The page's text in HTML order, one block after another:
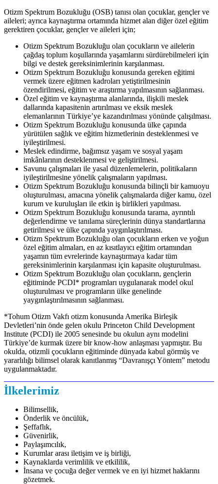
Otizm Spektrum Bozukluğu (OSB) tanısı olan çocuklar, gençler ve
aileleri; ayrıca kaynaştırma ortamında hizmet alan diğer özel eğitim
gerektiren çocuklar, gençler ve aileleri için;
Otizm Spektrum Bozukluğu olan çocukların ve ailelerin
çağdaş toplum koşullarında yaşamlarını sürdürebilmeleri için
bilgi ve destek gereksinimlerinin karşılanması.
Otizm Spektrum Bozukluğu konusunda gereken eğitimi
vermek üzere eğitmen kadroları yetiştirilmesinin
özendirilmesi, eğitim ve araştırma yapılmasının sağlanması.
Özel eğitim ve kaynaştırma alanlarında, ilişkili meslek
dallarında kapasitenin artırılması ve eksik meslek
elemanlarının Türkiye’ye kazandırılması yönünde çalışılması.
Otizm Spektrum Bozukluğu konusunda ülke çapında
yürütülen sağlık ve eğitim hizmetlerinin desteklenmesi ve
iyileştirilmesi.
Meslek edindirme, bağımsız yaşam ve sosyal yaşam
imkânlarının desteklenmesi ve geliştirilmesi.
Savunu çalışmaları ile yasal düzenlemelerin, politikaların
iyileştirilmesine yönelik çalışmaların yapılması.
Otizm Spektrum Bozukluğu konusunda bilinçli bir kamuoyu
oluşturulması, amacına yönelik çalışmalarda diğer kamu, özel
kurum ve kuruluşları ile etkin iş birlikleri yapılması.
Otizm Spektrum Bozukluğu konusunda tarama, ayrıntılı
değerlendirme ve tanılama süreçlerinin dünya standartlarına
getirilmesi ve ülke çapında yaygınlaştırılması.
Otizm Spektrum Bozukluğu olan çocukların erken ve yoğun
özel eğitim almaları, en az kısıtlayıcı eğitim ortamından
yaşamın tüm evrelerinde kaynaştırmaya kadar tüm
gereksinimlerinin karşılanması için kapasite oluşturulması.
Otizm Spektrum Bozukluğu olan çocukların, gençlerin
eğitiminde PCDI* programları uygulanarak model okul
oluşturulması ve programların ülke genelinde
yaygınlaştırılmasının sağlanması.
*Tohum Otizm Vakfı otizm konusunda Amerika Birleşik
Devletleri’nin önde gelen okulu Princeton Child Development
Institute (PCDI) ile 2005 senesinde bu okulun aynı modelini
Türkiye’de kurmak üzere bir know-how anlaşması yapmıştır. Bu
okulda, otizmli çocukların eğitiminde dünyada kabul görmüş ve
yararlılığı bilimsel olarak kanıtlanmış “Davranışçı Yöntem” metodu
uygulanmaktadır.
İlkelerimiz
Bilimsellik,
Önderlik ve öncülük,
Şeffaflık,
Güvenirlik,
Paylaşımcılık,
Kurumlar arası iletişim ve iş birliği,
Kaynaklarda verimlilik ve etkililik,
İnsana ve çocuğa değer vermek ve en iyi hizmet haklarını
gözetmek.